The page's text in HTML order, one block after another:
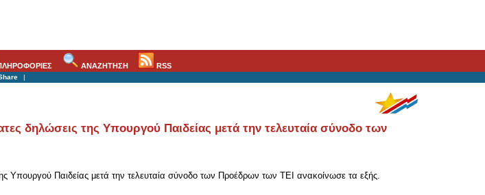
ΑΝΑΖΗΤΗΣΗ RSS
|
δηλώσεις της Υπουργού Παιδείας μετά την τελευταία σύνοδο των
Παιδείας μετά την τελευταία σύνοδο των Προέδρων των ΤΕΙ ανακοίνωσε τα εξής.